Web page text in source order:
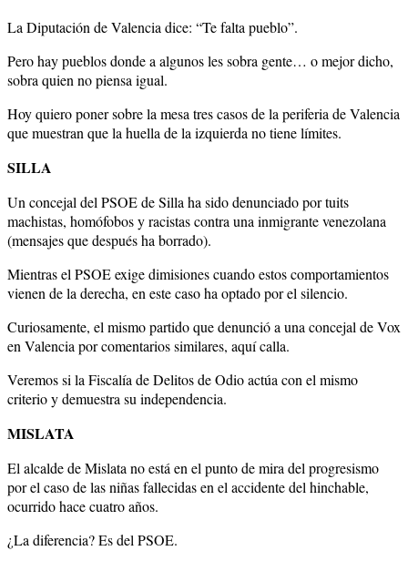
La Diputación de Valencia dice: “Te falta pueblo”.
Pero hay pueblos donde a algunos les sobra gente… o mejor dicho,
sobra quien no piensa igual.
Hoy quiero poner sobre la mesa tres casos de la periferia de Valencia
que muestran que la huella de la izquierda no tiene límites.
SILLA
Un concejal del PSOE de Silla ha sido denunciado por tuits
machistas, homófobos y racistas contra una inmigrante venezolana
(mensajes que después ha borrado).
Mientras el PSOE exige dimisiones cuando estos comportamientos
vienen de la derecha, en este caso ha optado por el silencio.
Curiosamente, el mismo partido que denunció a una concejal de Vox
en Valencia por comentarios similares, aquí calla.
Veremos si la Fiscalía de Delitos de Odio actúa con el mismo
criterio y demuestra su independencia.
MISLATA
El alcalde de Mislata no está en el punto de mira del progresismo
por el caso de las niñas fallecidas en el accidente del hinchable,
ocurrido hace cuatro años.
¿La diferencia? Es del PSOE.